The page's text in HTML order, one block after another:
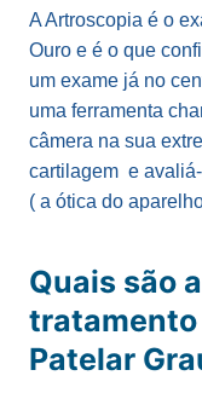
A Artroscopia é o
Ouro e é o que
um exame já no
uma ferramenta
câmera na sua
cartilagem e
( a ótica do
Quais são
tratamento
Patelar